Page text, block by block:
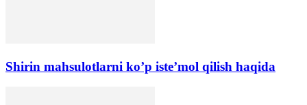
Shirin mahsulotlarni ko’p iste’mol qilish haqida